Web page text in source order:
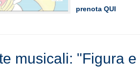
prenota QUI
musicali: "Figura